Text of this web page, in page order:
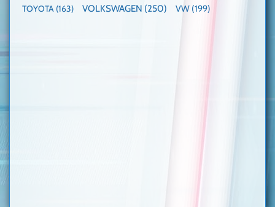
TOYOTA (163) VOLKSWAGEN (250) VW (199)